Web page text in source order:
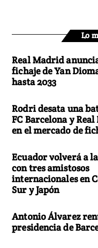
Lo
Real Madrid
fichaje de Yan
hasta 2033
Rodri desata una
FC Barcelona y
en el mercado de
Ecuador volverá a
con tres amistosos
internacionales en
Sur y Japón
Antonio Álvarez
presidencia de